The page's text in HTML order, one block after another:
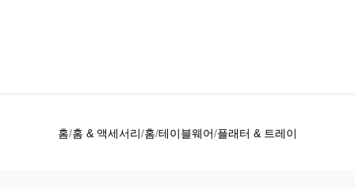
홈 홈 & 액세서리 홈 테이블웨어 플래터 & 트레이